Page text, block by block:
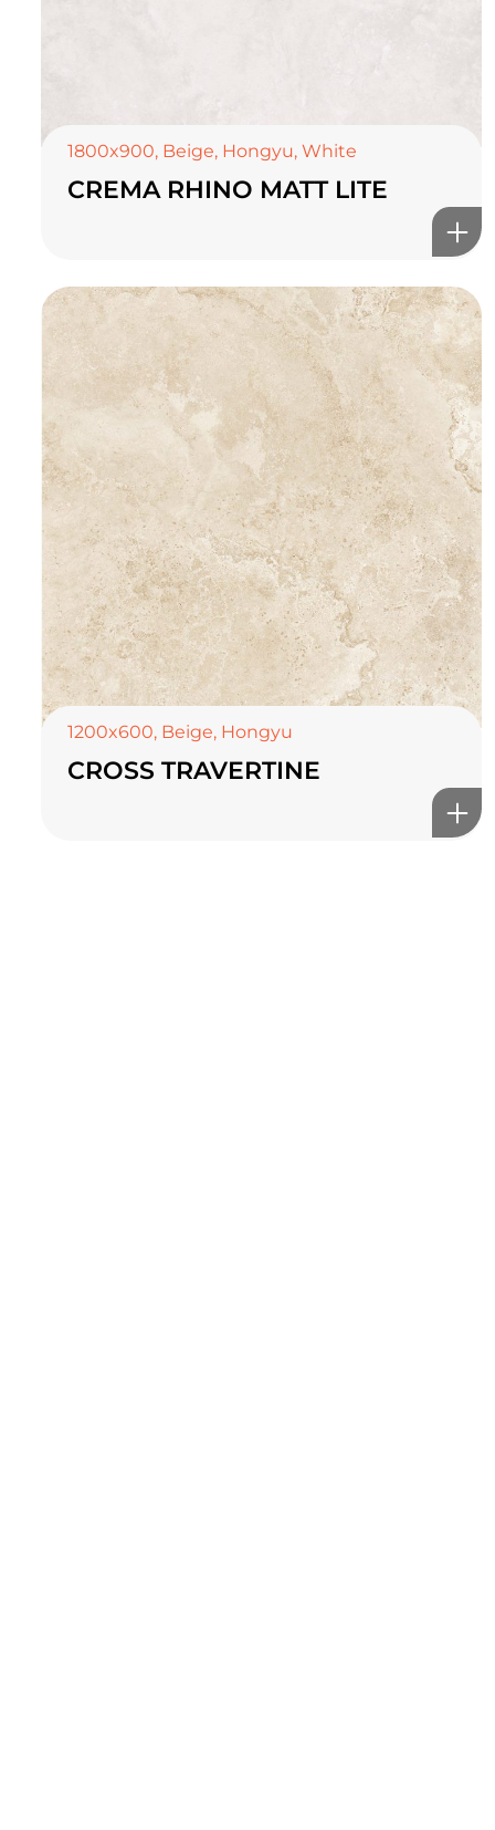
1800x900, Beige, Hongyu, White
CREMA RHINO MATT LITE
1200x600, Beige, Hongyu
CROSS TRAVERTINE
TOP CERAMICSБайгалын өнгө тансаг
мэдрэмжийг таны орчинд
онлайн туслах